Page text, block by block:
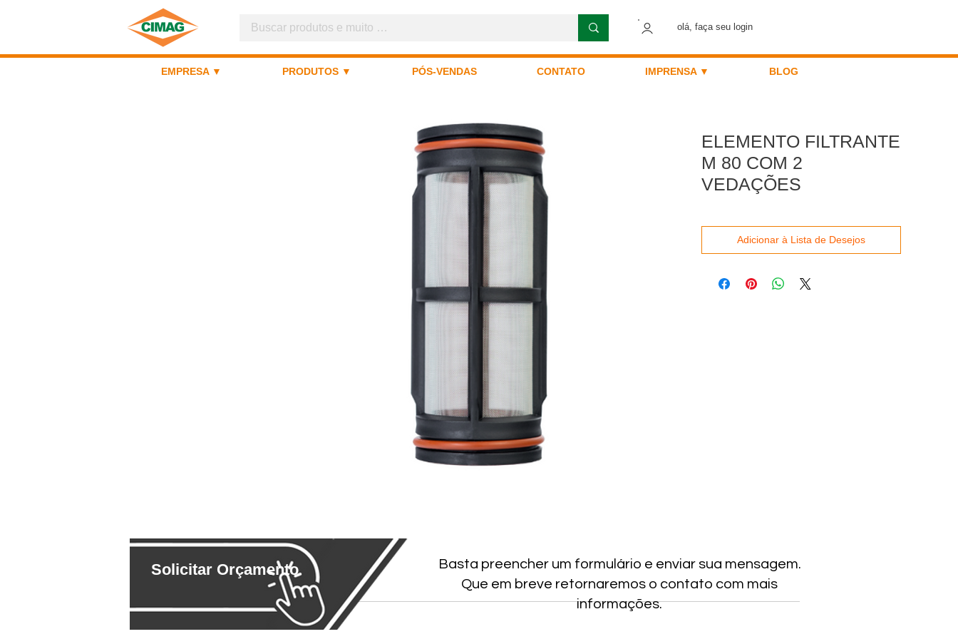
olá, faça seu login
EMPRESA ▼ PRODUTOS ▼ PÓS-VENDAS CONTATO IMPRENSA ▼ BLOG
ELEMENTO FILTRANTE
M 80 COM 2
VEDAÇÕES
Adicionar à Lista de Desejos
Solicitar Orçamento
Basta preencher um formulário e enviar sua mensagem.
Que em breve retornaremos o contato com mais
informações.